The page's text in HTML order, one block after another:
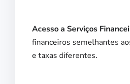
Acesso a Serviços
financeiros semelhantes
e taxas diferentes.